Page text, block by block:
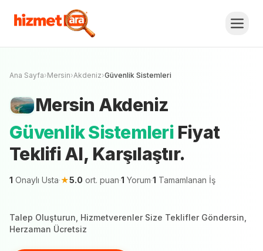
Güvenlik Sistemleri
Teklifi Al, Karşılaştır.
Ücretsiz Teklif Al
Ana Sayfa›Mersin›Akdeniz›Güvenlik Sistemleri
Mersin Akdeniz
Güvenlik SistemleriFiyat
Teklifi Al, Karşılaştır.
1 Onaylı Usta·★5.0 ort. puan·1 Yorum·1 Tamamlanan İş
Talep Oluşturun, Hizmetverenler Size Teklifler Göndersin,
Herzaman Ücretsiz